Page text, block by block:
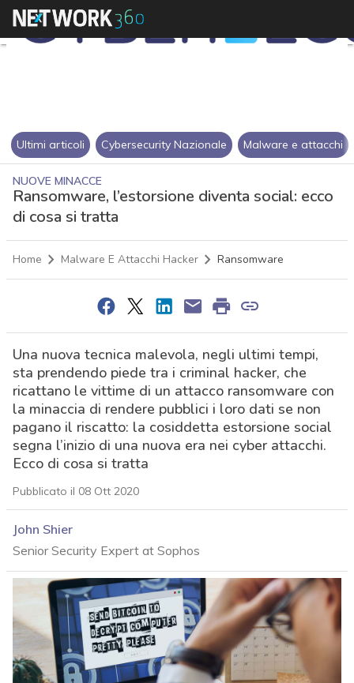
Ultimi articoli Cybersecurity Nazionale Malware e attacchi
NUOVE MINACCE
Ransomware, l’estorsione diventa social: ecco
di cosa si tratta
Home Malware E Attacchi Hacker Ransomware
Una nuova tecnica malevola, negli ultimi tempi,
sta prendendo piede tra i criminal hacker, che
ricattano le vittime di un attacco ransomware con
la minaccia di rendere pubblici i loro dati se non
pagano il riscatto: la cosiddetta estorsione social
segna l’inizio di una nuova era nei cyber attacchi.
Ecco di cosa si tratta
Pubblicato il 08 Ott 2020
John Shier
Senior Security Expert at Sophos